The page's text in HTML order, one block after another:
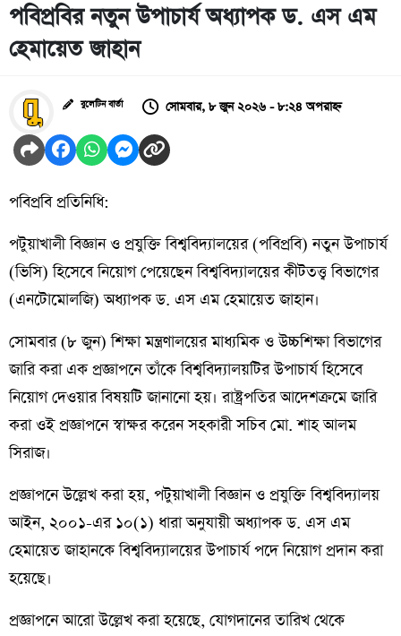
পবিপ্রবির নতুন উপাচার্য অধ্যাপক ড. এস এম
হেমায়েত জাহান
বুলেটিন বার্তা সোমবার, ৮ জুন ২০২৬ - ৮:২৪ অপরাহ্ন
পবিপ্রবি প্রতিনিধি:
পটুয়াখালী বিজ্ঞান ও প্রযুক্তি বিশ্ববিদ্যালয়ের (পবিপ্রবি) নতুন উপাচার্য
(ভিসি) হিসেবে নিয়োগ পেয়েছেন বিশ্ববিদ্যালয়ের কীটতত্ত্ব বিভাগের
(এনটোমোলজি) অধ্যাপক ড. এস এম হেমায়েত জাহান।
সোমবার (৮ জুন) শিক্ষা মন্ত্রণালয়ের মাধ্যমিক ও উচ্চশিক্ষা বিভাগের
জারি করা এক প্রজ্ঞাপনে তাঁকে বিশ্ববিদ্যালয়টির উপাচার্য হিসেবে
নিয়োগ দেওয়ার বিষয়টি জানানো হয়। রাষ্ট্রপতির আদেশক্রমে জারি
করা ওই প্রজ্ঞাপনে স্বাক্ষর করেন সহকারী সচিব মো. শাহ আলম
সিরাজ।
প্রজ্ঞাপনে উল্লেখ করা হয়, পটুয়াখালী বিজ্ঞান ও প্রযুক্তি বিশ্ববিদ্যালয়
আইন, ২০০১-এর ১০(১) ধারা অনুযায়ী অধ্যাপক ড. এস এম
হেমায়েত জাহানকে বিশ্ববিদ্যালয়ের উপাচার্য পদে নিয়োগ প্রদান করা
হয়েছে।
প্রজ্ঞাপনে আরো উল্লেখ করা হয়েছে, যোগদানের তারিখ থেকে